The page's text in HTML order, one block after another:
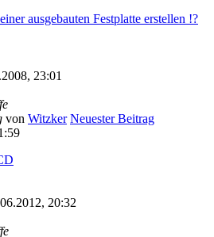
ausgebauten Festplatte erstellen !?
23:01
von Witzker Neuester Beitrag
20:32